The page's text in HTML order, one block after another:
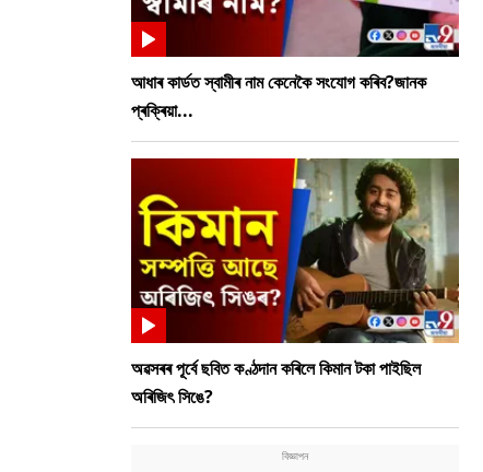
আধাৰ কাৰ্ডত স্বামীৰ নাম কেনেকৈ সংযোগ কৰিব?জানক
প্ৰক্ৰিয়া...
অৱসৰৰ পূৰ্বে ছবিত কণ্ঠদান কৰিলে কিমান টকা পাইছিল
অৰিজিৎ সিঙে?